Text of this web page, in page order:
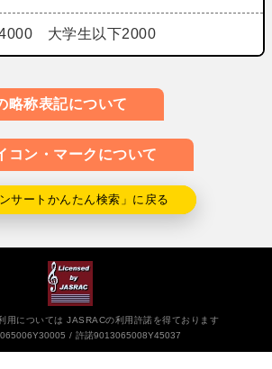
大学生以下2000
略称表記について
コン・マークについて
サートかんたん検索」に戻る
用については JASRACの利用許諾を得ております
許諾9013065008Y45037